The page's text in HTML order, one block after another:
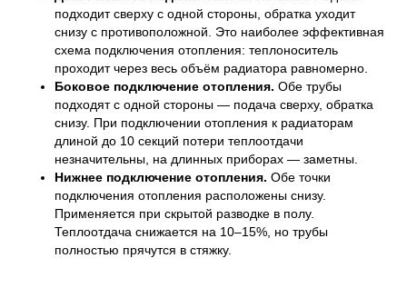
подходит сверху с одной стороны, обратка уходит
снизу с противоположной. Это наиболее эффективная
схема подключения отопления: теплоноситель
проходит через весь объём радиатора равномерно.
Боковое подключение отопления. Обе трубы
подходят с одной стороны — подача сверху, обратка
снизу. При подключении отопления к радиаторам
длиной до 10 секций потери теплоотдачи
незначительны, на длинных приборах — заметны.
Нижнее подключение отопления. Обе точки
подключения отопления расположены снизу.
Применяется при скрытой разводке в полу.
Теплоотдача снижается на 10–15%, но трубы
полностью прячутся в стяжку.